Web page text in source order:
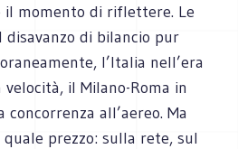
momento di riflettere. Le
disavanzo di bilancio pur
l’Italia nell’era
il Milano-Roma in
all’aereo. Ma
prezzo: sulla rete, sul